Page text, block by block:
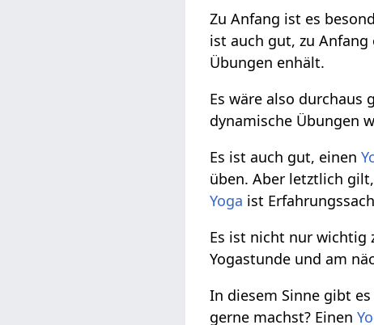
Zu Anfang ist es
ist auch gut, zu
Übungen enhält.
Es wäre also durchaus
dynamische Übungen
Es ist auch gut, einen
üben. Aber letztlich
Yoga ist
Es ist nicht nur wichtig
Yogastunde und am
In diesem Sinne gibt
gerne machst? Einen